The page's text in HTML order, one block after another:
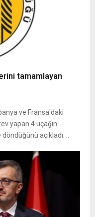
tamamlayan
ve Fransa'daki
yapan 4 uçağın
açıkladı. ..